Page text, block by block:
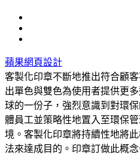
蘋果網頁設計
客製化印章不斷地推出符合顧
出單色與雙色為使用者提供更
球的一份子，強烈意識到對環
體員工並策略性地置入至環保
境。客製化印章將持續性地將
法來達成目的。印章訂做此概